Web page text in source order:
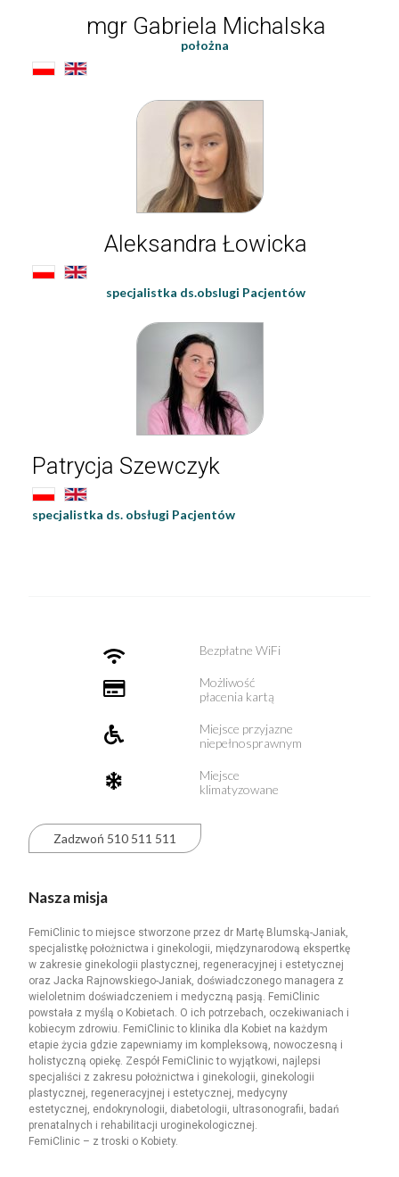
mgr Gabriela Michalska
położna
Aleksandra Łowicka
specjalistka ds.obslugi Pacjentów
Patrycja Szewczyk
specjalistka ds. obsługi Pacjentów
Bezpłatne WiFi
Możliwość
płacenia kartą
Miejsce przyjazne
niepełnosprawnym
Miejsce
klimatyzowane
Zadzwoń 510 511 511
Nasza misja
FemiClinic to miejsce stworzone przez dr Martę Blumską-Janiak,
specjalistkę położnictwa i ginekologii, międzynarodową ekspertkę
w zakresie ginekologii plastycznej, regeneracyjnej i estetycznej
oraz Jacka Rajnowskiego-Janiak, doświadczonego managera z
wieloletnim doświadczeniem i medyczną pasją. FemiClinic
powstała z myślą o Kobietach. O ich potrzebach, oczekiwaniach i
kobiecym zdrowiu. FemiClinic to klinika dla Kobiet na każdym
etapie życia gdzie zapewniamy im kompleksową, nowoczesną i
holistyczną opiekę. Zespół FemiClinic to wyjątkowi, najlepsi
specjaliści z zakresu położnictwa i ginekologii, ginekologii
plastycznej, regeneracyjnej i estetycznej, medycyny
estetycznej, endokrynologii, diabetologii, ultrasonografii, badań
prenatalnych i rehabilitacji uroginekologicznej.
FemiClinic – z troski o Kobiety.